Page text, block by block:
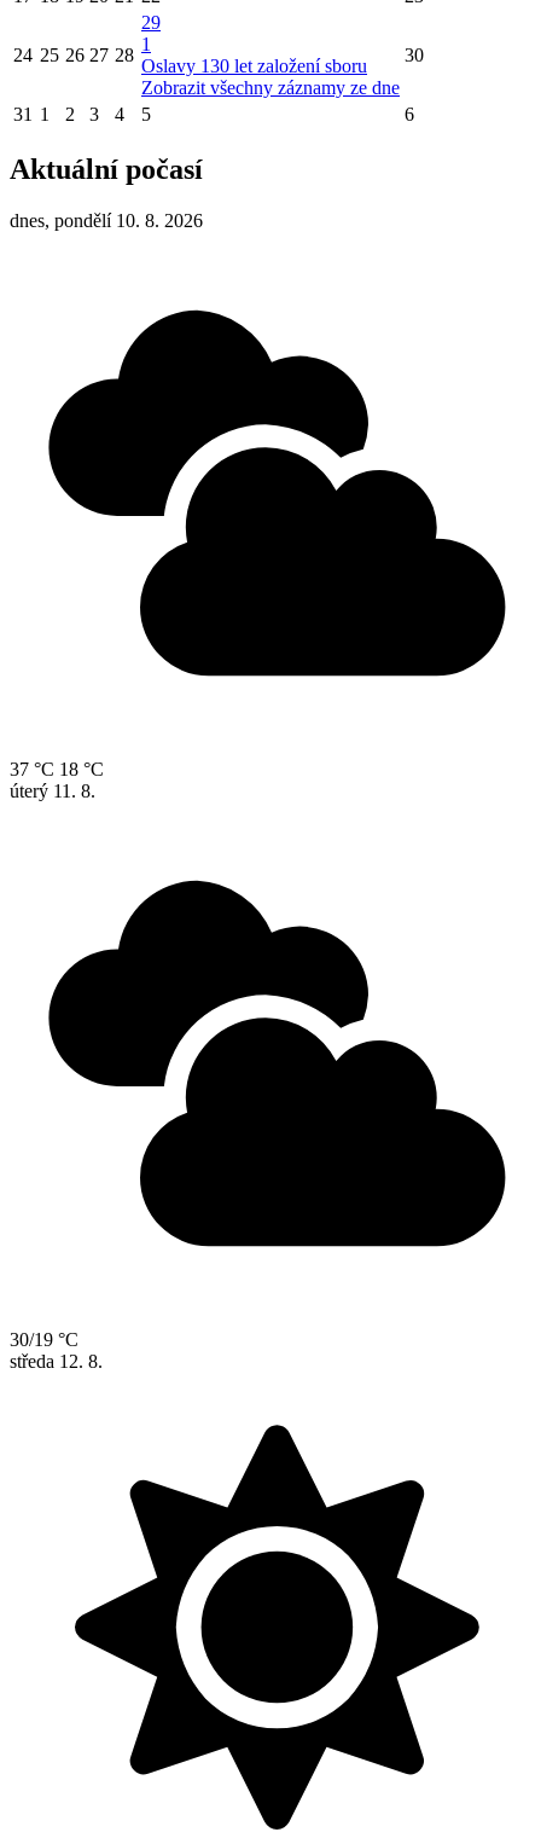
24 25 26 27 28
29
1
Oslavy 130 let založení sboru
Zobrazit všechny záznamy ze dne
30
31 1 2 3 4 5 6
Aktuální počasí
dnes, pondělí 10. 8. 2026
37 °C 18 °C
úterý 11. 8.
30/19 °C
středa 12. 8.